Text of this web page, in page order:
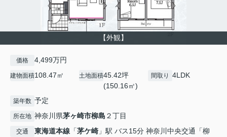
【外観】
価格 4,499万円
建物面積108.47㎡ 土地面積45.42坪
(150.16㎡)
間取り 4LDK
築年数 予定
所在地 神奈川県茅ヶ崎市柳島 ２丁目
交通 東海道本線 「茅ケ崎 」駅 バス15分 神奈川中央交通「柳